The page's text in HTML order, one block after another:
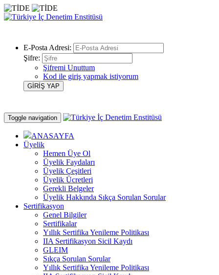
E-Posta Adresi:
Şifre:
Şifremi Unuttum
Kod ile giriş yapmak istiyorum
Toggle navigation
ANASAYFA
Üyelik
Hemen Üye Ol
Üyelik Faydaları
Üyelik Çeşitleri
Üyelik Ücretleri
Gerekli Belgeler
Üyelik Hakkında Sıkça Sorulan Sorular
Sertifikasyon
Genel Bilgiler
Sertifikalar
Yıllık Sertifika Yenileme Politikası
IIA Sertifikasyon Sicil Kaydı
GLEIM
Sıkça Sorulan Sorular
Yıllık Sertifika Yenileme Politikası